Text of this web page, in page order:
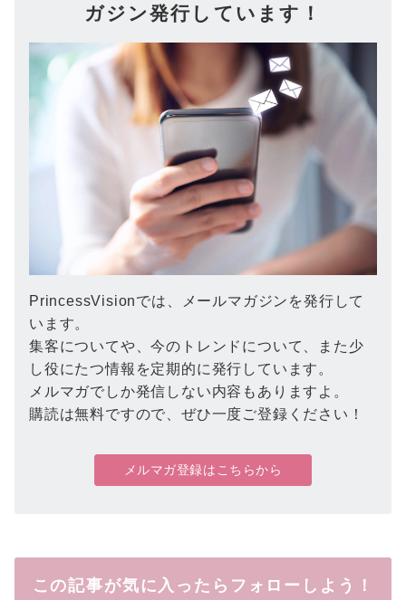
ガジン発行しています！
PrincessVisionでは、メールマガジンを発行して
います。
集客についてや、今のトレンドについて、また少
し役にたつ情報を定期的に発行しています。
メルマガでしか発信しない内容もありますよ。
購読は無料ですので、ぜひ一度ご登録ください！
メルマガ登録はこちらから
この記事が気に入ったらフォローしよう！